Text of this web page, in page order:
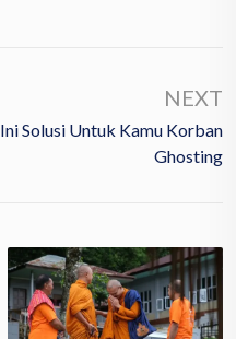
NEXT
Ini Solusi Untuk Kamu Korban
Ghosting